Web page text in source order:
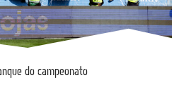
do campeonato